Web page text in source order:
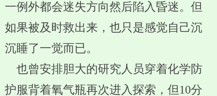
一例外都会迷失方向然后陷入昏迷。但
如果被及时救出来，也只是感觉自己沉
沉睡了一觉而已。
也曾安排胆大的研究人员穿着化学防
护服背着氧气瓶再次进入探索，但10分